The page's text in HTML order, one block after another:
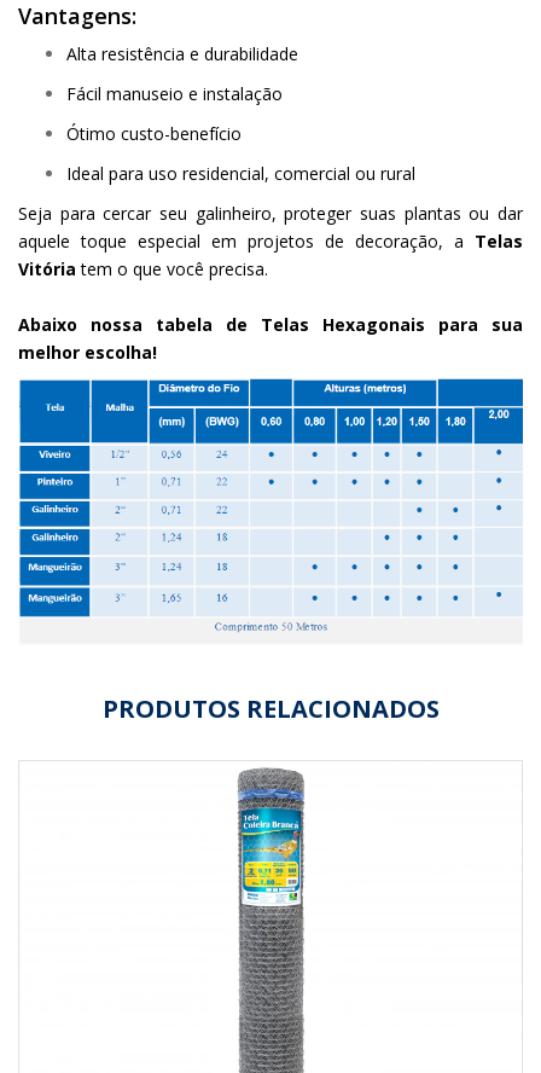
Vantagens:
Alta resistência e durabilidade
Fácil manuseio e instalação
Ótimo custo-benefício
Ideal para uso residencial, comercial ou rural
Seja para cercar seu galinheiro, proteger suas plantas ou dar
aquele toque especial em projetos de decoração, a Telas
Vitória tem o que você precisa.
Abaixo nossa tabela de Telas Hexagonais para sua
melhor escolha!
PRODUTOS RELACIONADOS